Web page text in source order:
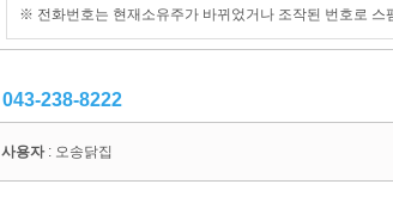
※ 전화번호는 현재소유주가 바뀌었거나 조작된 번호로 스
043-238-8222
사용자: 오송닭집